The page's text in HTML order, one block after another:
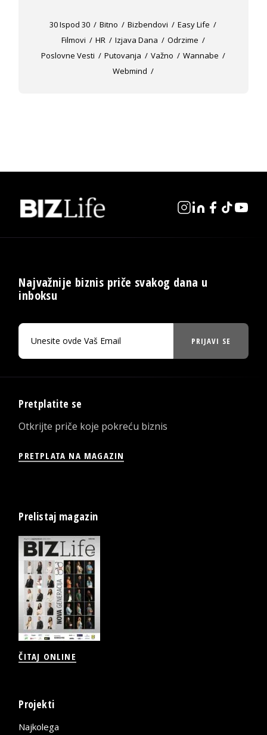
30 Ispod 30 Bitno Bizbendovi
Easy Life
Filmovi
HR Izjava Dana
Odrzime
Poslovne Vesti
Putovanja Važno
Wannabe
Webmind
Najvažnije biznis priče svakog dana u
inboksu
PRIJAVI SE
Pretplatite se
Otkrijte priče koje pokreću biznis
PRETPLATA NA MAGAZIN
Prelistaj magazin
ČITAJ ONLINE
Projekti
Najkolega